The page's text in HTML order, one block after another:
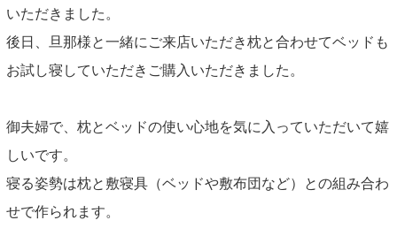
いただきました。
後日、旦那様と一緒にご来店いただき枕と合わせてベッドも
お試し寝していただきご購入いただきました。
御夫婦で、枕とベッドの使い心地を気に入っていただいて嬉
しいです。
寝る姿勢は枕と敷寝具（ベッドや敷布団など）との組み合わ
せで作られます。